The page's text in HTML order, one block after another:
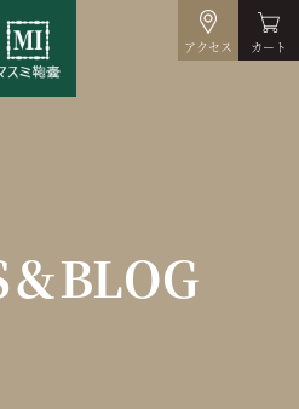
アクセス カート
BLOG